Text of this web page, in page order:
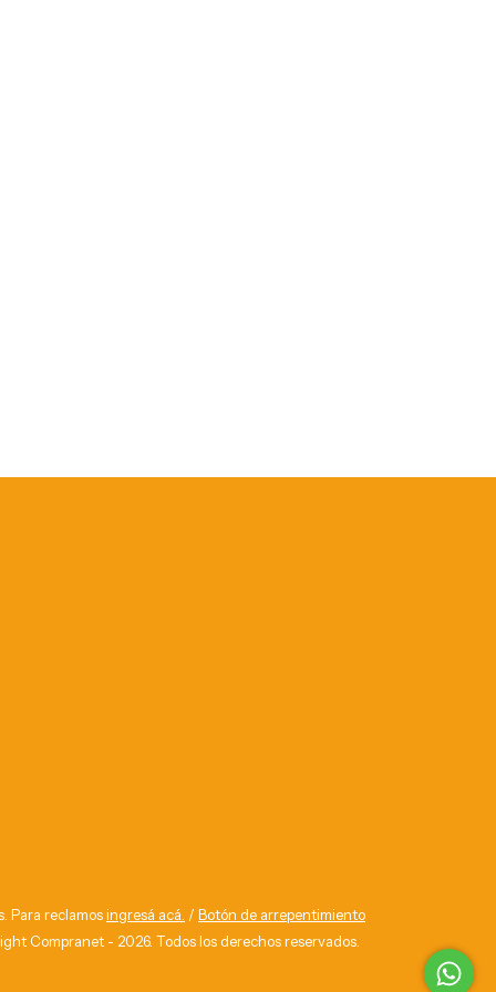
Para reclamosingresá acá. / Botón de arrepentimiento
Compranet - 2026. Todos los derechos reservados.